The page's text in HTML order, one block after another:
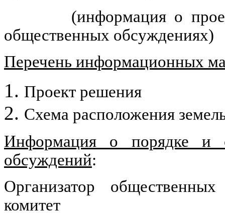
(информация о
общественных обсуждениях)
Перечень информационных
Проект решения
Схема расположения
Информация о порядке и
обсуждений:
Организатор
комитет